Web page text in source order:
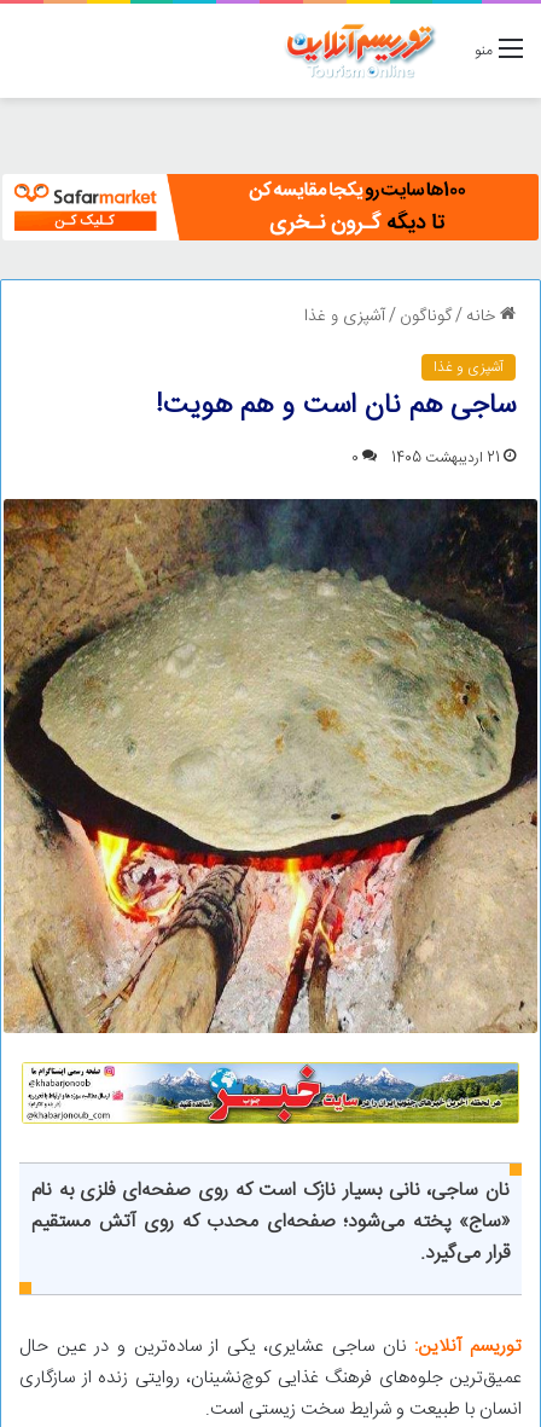
منو
خانه/گوناگون/آشپزی و غذا
آشپزی و غذا
ساجی هم نان است و هم هویت!
21 اردیبهشت 1405 0
نان ساجی، نانی بسیار نازک است که روی صفحه‌ای فلزی به نام
«ساج» پخته می‌شود؛ صفحه‌ای محدب که روی آتش مستقیم
قرار می‌گیرد.
توریسم آنلاین: نان ساجی عشایری، یکی از ساده‌ترین و در عین حال
عمیق‌ترین جلوه‌های فرهنگ غذایی کوچ‌نشینان، روایتی زنده از سازگاری
انسان با طبیعت و شرایط سخت زیستی است.